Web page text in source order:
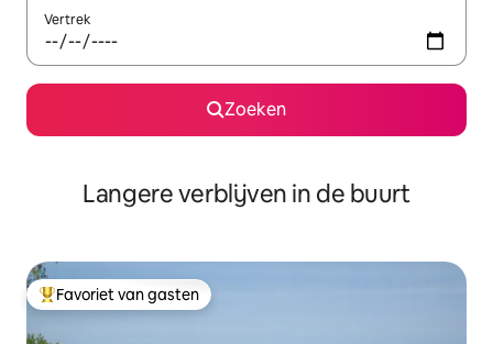
Vertrek
Zoeken
Langere verblijven in de buurt
Topfavoriet van gasten
Favoriet van gasten